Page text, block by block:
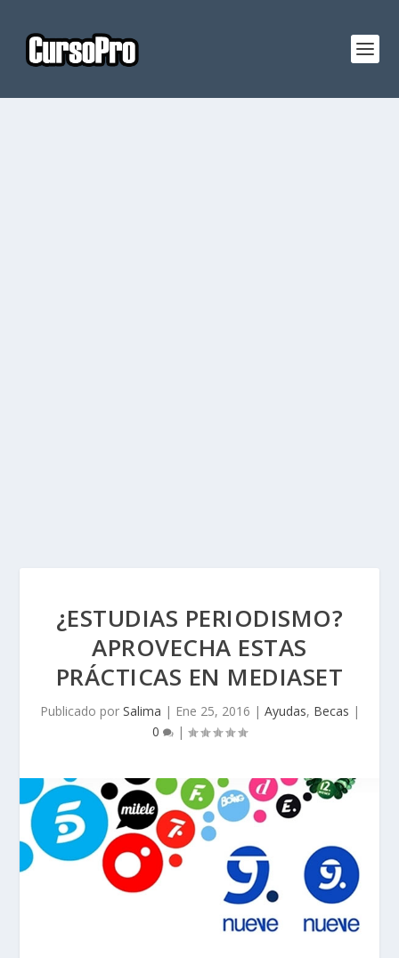
¿ESTUDIAS PERIODISMO?
APROVECHA ESTAS
PRÁCTICAS EN MEDIASET
Publicado por Salima | Ene 25, 2016 | Ayudas, Becas |
0
|